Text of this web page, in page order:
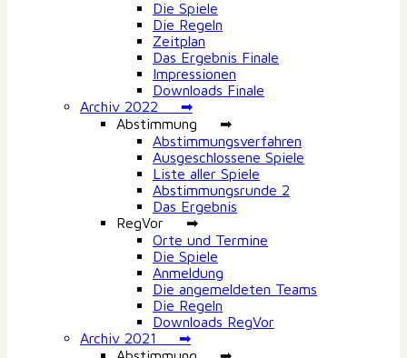
Die Spiele
Die Regeln
Zeitplan
Das Ergebnis Finale
Impressionen
Downloads Finale
Archiv 2022 ➡
Abstimmung ➡
Abstimmungsverfahren
Ausgeschlossene Spiele
Liste aller Spiele
Abstimmungsrunde 2
Das Ergebnis
RegVor ➡
Orte und Termine
Die Spiele
Anmeldung
Die angemeldeten Teams
Die Regeln
Downloads RegVor
Archiv 2021 ➡